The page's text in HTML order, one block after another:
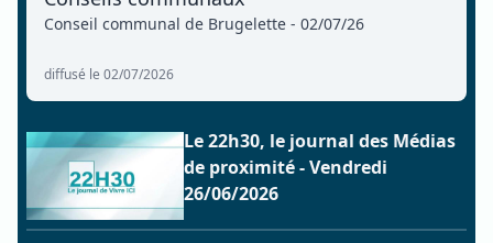
Conseil communal de Brugelette - 02/07/26
diffusé le 02/07/2026
Le 22h30, le journal des Médias
de proximité - Vendredi
26/06/2026